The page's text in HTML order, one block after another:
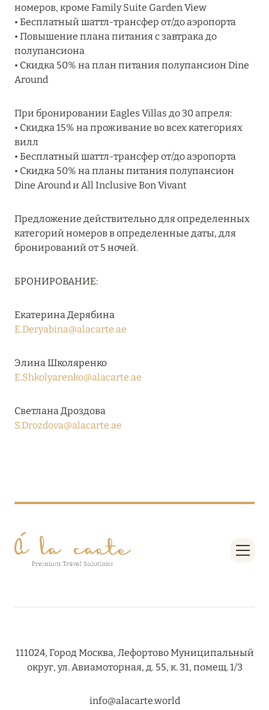
12 ноября 2025
MANDARIN ORIENTAL JUMEIRA — SUITE
NOVEMBER
Подробнее
13 мая 2025
ЗАБРОНИРУЙТЕ FOUR SEASONS RESORT
DUBAI AT JUMEIRAH BEACH ПО ЛУЧШИМ
ЦЕНАМ
Подробнее
04 апреля 2025
ATLANTIS THE PALM: НОВЫЙ ПАКЕТ
НАПИТКОВ ДЛЯ HB И FB
Подробнее
13 февраля 2025
СКИДКИ ДО 30 % ОТ СУММЫ КОНТРАКТА НА
РАЗМЕЩЕНИЕ ВЕСНОЙ
Подробнее
27 сентября 2024
HÔTEL BARRIÈRE LES NEIGES
номеров, кроме Family Suite Garden View
• Бесплатный шаттл-трансфер от/до аэропорта
• Повышение плана питания с завтрака до
полупансиона
• Скидка 50% на план питания полупансион Dine
Around
При бронировании Eagles Villas до 30 апреля:
• Скидка 15% на проживание во всех категориях
вилл
• Бесплатный шаттл-трансфер от/до аэропорта
• Скидка 50% на планы питания полупансион
Dine Around и All Inclusive Bon Vivant
Предложение действительно для определенных
категорий номеров в определенные даты, для
бронирований от 5 ночей.
БРОНИРОВАНИЕ:
Екатерина Дерябина
E.Deryabina@alacarte.ae
Элина Школяренко
E.Shkolyarenko@alacarte.ae
Светлана Дроздова
S.Drozdova@alacarte.ae
111024, Город Москва, Лефортово Муниципальный
округ, ул. Авиамоторная, д. 55, к. 31, помещ. 1/3
info@alacarte.world